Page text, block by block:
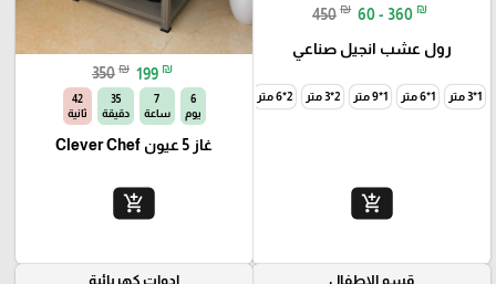
450 ₪ 60 - 360 ₪
رول عشب انجيل صناعي
1*3 متر 1*6 متر 1*9 متر 2*3 متر 2*6 متر
add_shopping_cart
350 ₪ 199 ₪
6
يوم
7
ساعة
35
دقيقة
41
ثانية
غاز 5 عيون Clever Chef
add_shopping_cart
قسم الاطفال ادوات كهربائية